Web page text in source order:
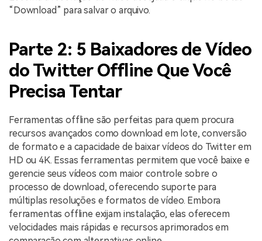
“Download” para salvar o arquivo.
Parte 2: 5 Baixadores de Vídeo
do Twitter Offline Que Você
Precisa Tentar
Ferramentas offline são perfeitas para quem procura
recursos avançados como download em lote, conversão
de formato e a capacidade de baixar vídeos do Twitter em
HD ou 4K. Essas ferramentas permitem que você baixe e
gerencie seus vídeos com maior controle sobre o
processo de download, oferecendo suporte para
múltiplas resoluções e formatos de vídeo. Embora
ferramentas offline exijam instalação, elas oferecem
velocidades mais rápidas e recursos aprimorados em